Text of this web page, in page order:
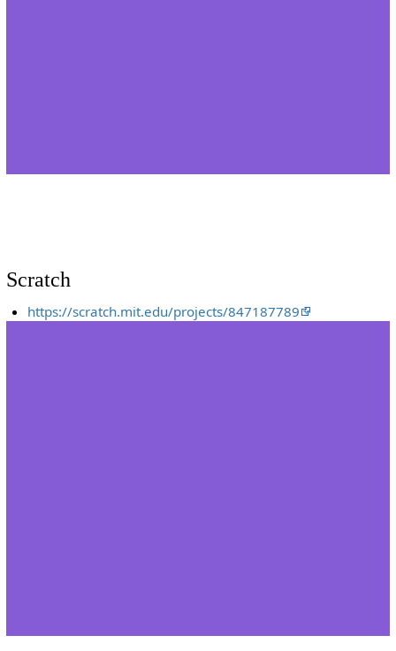
Scratch
https://scratch.mit.edu/projects/847187789